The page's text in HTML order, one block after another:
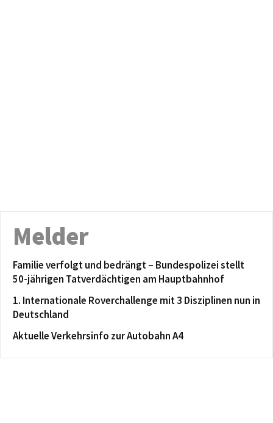
Melder
Familie verfolgt und bedrängt – Bundespolizei stellt
50-jährigen Tatverdächtigen am Hauptbahnhof
1. Internationale Roverchallenge mit 3 Disziplinen nun in
Deutschland
Aktuelle Verkehrsinfo zur Autobahn A4